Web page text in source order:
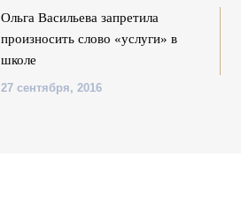
Ольга Васильева запретила
произносить слово «услуги» в
школе
27 сентября, 2016